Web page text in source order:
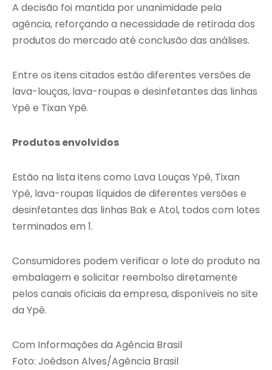
A decisão foi mantida por unanimidade pela
agência, reforçando a necessidade de retirada dos
produtos do mercado até conclusão das análises.
Entre os itens citados estão diferentes versões de
lava-louças, lava-roupas e desinfetantes das linhas
Ypê e Tixan Ypê.
Produtos envolvidos
Estão na lista itens como Lava Louças Ypê, Tixan
Ypê, lava-roupas líquidos de diferentes versões e
desinfetantes das linhas Bak e Atol, todos com lotes
terminados em 1.
Consumidores podem verificar o lote do produto na
embalagem e solicitar reembolso diretamente
pelos canais oficiais da empresa, disponíveis no site
da Ypê.
Com Informações da Agência Brasil
Foto: Joédson Alves/Agência Brasil